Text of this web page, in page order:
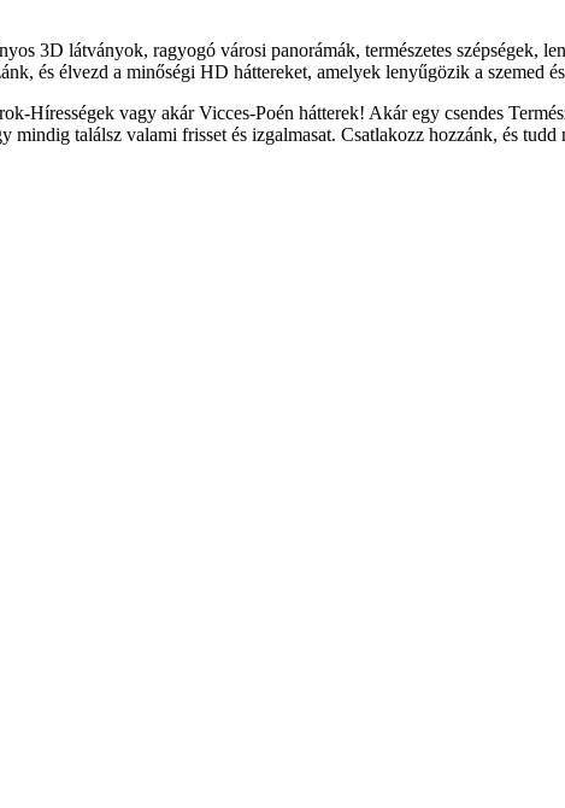
3D látványok, ragyogó városi panorámák, természetes szépségek,
és élvezd a minőségi HD háttereket, amelyek lenyűgözik a szemed
Hírességek vagy akár Vicces-Poén hátterek! Akár egy csendes
találsz valami frisset és izgalmasat. Csatlakozz hozzánk, és